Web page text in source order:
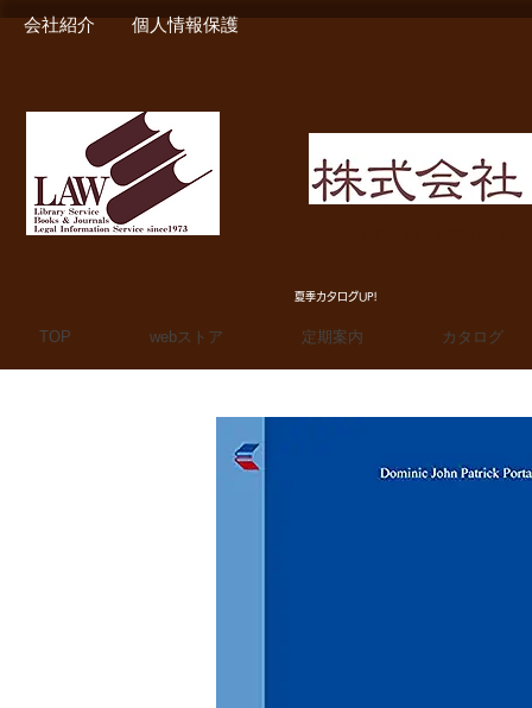
会社紹介 個人情報保護
夏季カタログUP!
TOP webストア 定期案内 カタログ